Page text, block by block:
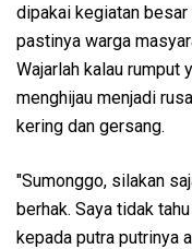
dipakai kegiatan besar
pastinya warga
Wajarlah kalau rumput
menghijau menjadi
kering dan gersang.
"Sumonggo, silakan
berhak. Saya tidak
kepada putra putrinya